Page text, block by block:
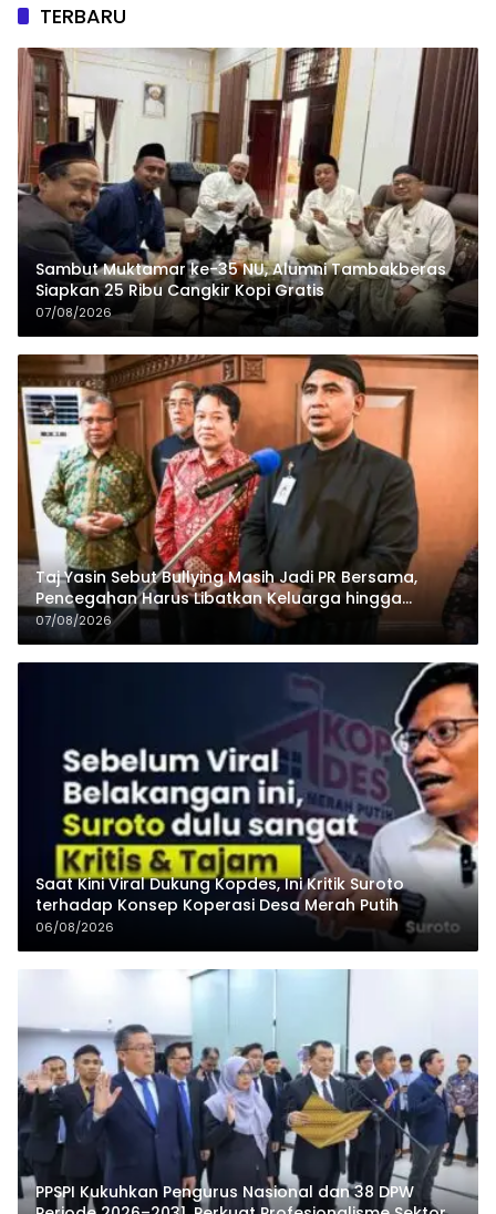
TERBARU
Sambut Muktamar ke-35 NU, Alumni Tambakberas
Siapkan 25 Ribu Cangkir Kopi Gratis
07/08/2026
Taj Yasin Sebut Bullying Masih Jadi PR Bersama,
Pencegahan Harus Libatkan Keluarga hingga
Pesantren
07/08/2026
Saat Kini Viral Dukung Kopdes, Ini Kritik Suroto
terhadap Konsep Koperasi Desa Merah Putih
06/08/2026
PPSPI Kukuhkan Pengurus Nasional dan 38 DPW